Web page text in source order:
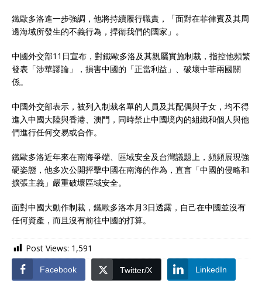
鐵歐多洛進一步強調，他將持續履行職責，「面對在菲律賓及其周
邊海域所發生的不義行為，捍衛我們的國家」。
中國外交部11日宣布，對鐵歐多洛及其親屬實施制裁，指控他頻繁
發表「涉華謬論」，損害中國的「正當利益」、破壞中菲兩國關
係。
中國外交部表示，被列入制裁名單的人員及其配偶與子女，均不得
進入中國大陸與香港、澳門，同時禁止中國境內的組織和個人與他
們進行任何交易或合作。
鐵歐多洛近年來在南海爭端、區域安全及台灣議題上，頻頻展現強
硬姿態，他多次公開抨擊中國在南海的作為，直言「中國的侵略和
擴張主義」嚴重破壞區域安全。
面對中國大動作制裁，鐵歐多洛本月3日透露，自己在中國並沒有
任何資產，而且沒有前往中國的打算。
Post Views: 1,591
Facebook Twitter/X LinkedIn